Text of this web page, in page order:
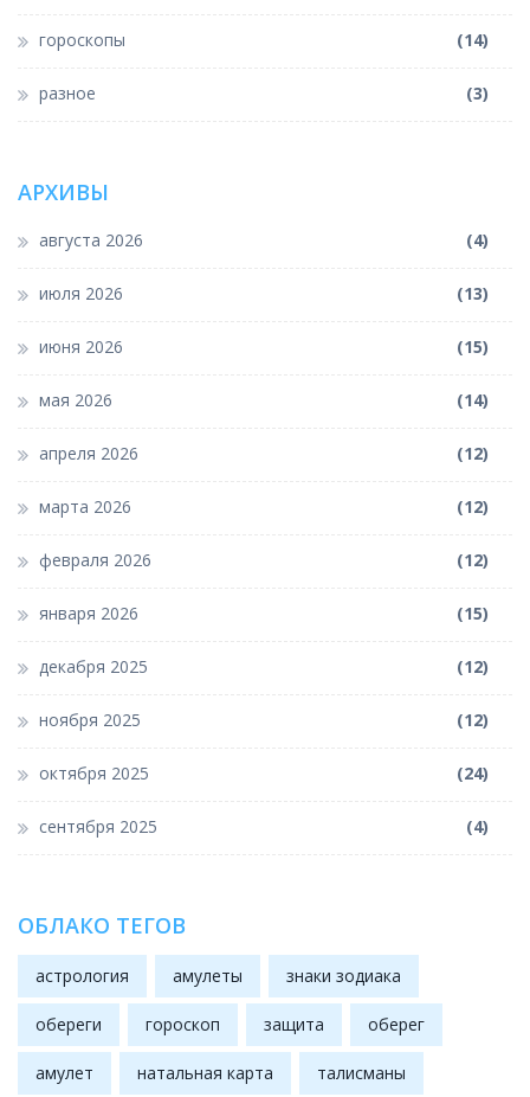
гороскопы (14)
разное (3)
АРХИВЫ
августа 2026 (4)
июля 2026 (13)
июня 2026 (15)
мая 2026 (14)
апреля 2026 (12)
марта 2026 (12)
февраля 2026 (12)
января 2026 (15)
декабря 2025 (12)
ноября 2025 (12)
октября 2025 (24)
сентября 2025 (4)
ОБЛАКО ТЕГОВ
астрология амулеты знаки зодиака
обереги гороскоп защита оберег
амулет натальная карта талисманы